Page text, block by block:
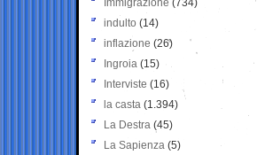
Immigrazione (734)
indulto (14)
inflazione (26)
Ingroia (15)
Interviste (16)
la casta (1.394)
La Destra (45)
La Sapienza (5)